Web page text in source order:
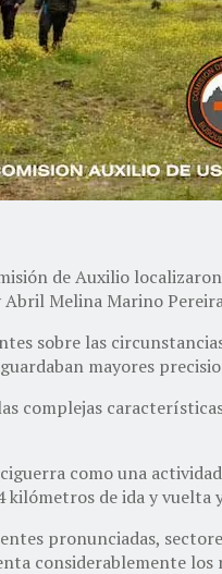
de Auxilio
Melina Marino
sobre las
mayores
complejas
como una
de ida y vuelta
pronunciadas,
considerablemente